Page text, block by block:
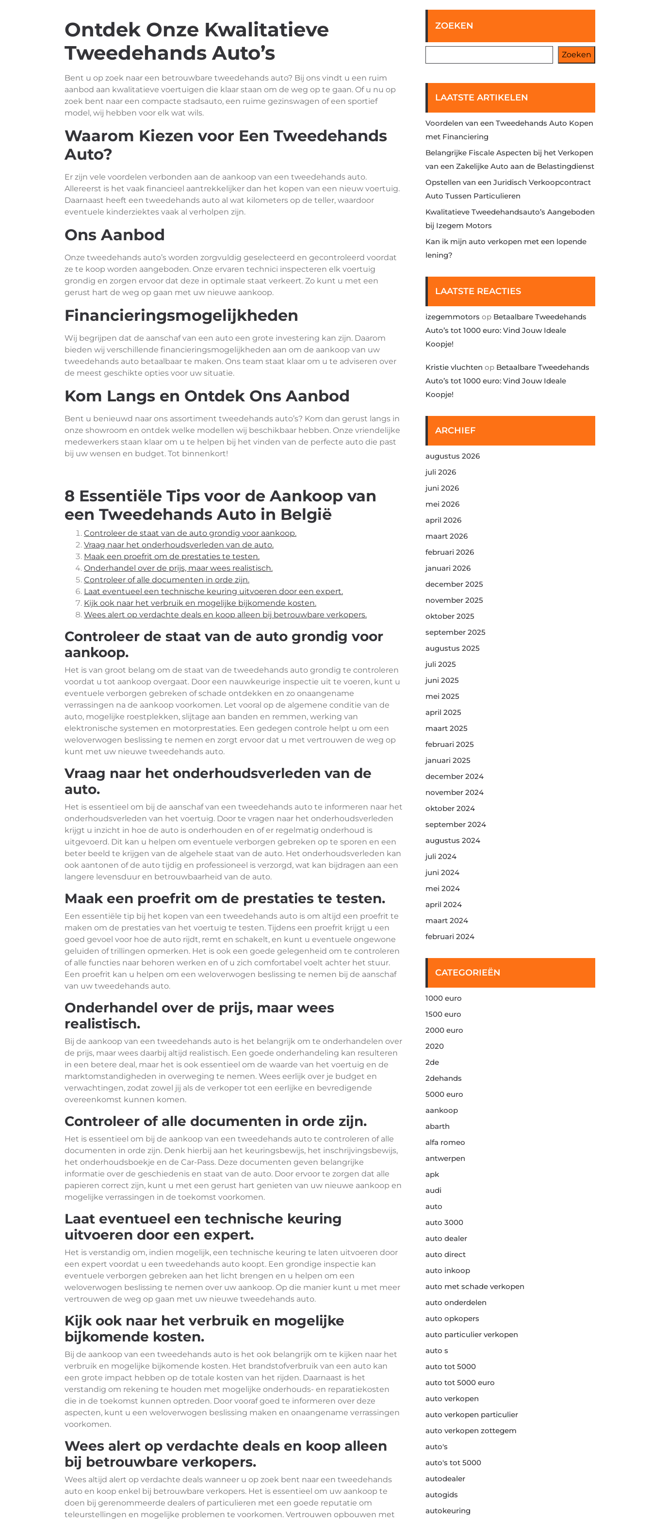
Ontdek Onze Kwalitatieve
Tweedehands Auto’s
Bent u op zoek naar een betrouwbare tweedehands auto? Bij ons vindt u een ruim
aanbod aan kwalitatieve voertuigen die klaar staan om de weg op te gaan. Of u nu op
zoek bent naar een compacte stadsauto, een ruime gezinswagen of een sportief
model, wij hebben voor elk wat wils.
Waarom Kiezen voor Een Tweedehands
Auto?
Er zijn vele voordelen verbonden aan de aankoop van een tweedehands auto.
Allereerst is het vaak financieel aantrekkelijker dan het kopen van een nieuw voertuig.
Daarnaast heeft een tweedehands auto al wat kilometers op de teller, waardoor
eventuele kinderziektes vaak al verholpen zijn.
Ons Aanbod
Onze tweedehands auto’s worden zorgvuldig geselecteerd en gecontroleerd voordat
ze te koop worden aangeboden. Onze ervaren technici inspecteren elk voertuig
grondig en zorgen ervoor dat deze in optimale staat verkeert. Zo kunt u met een
gerust hart de weg op gaan met uw nieuwe aankoop.
Financieringsmogelijkheden
Wij begrijpen dat de aanschaf van een auto een grote investering kan zijn. Daarom
bieden wij verschillende financieringsmogelijkheden aan om de aankoop van uw
tweedehands auto betaalbaar te maken. Ons team staat klaar om u te adviseren over
de meest geschikte opties voor uw situatie.
Kom Langs en Ontdek Ons Aanbod
Bent u benieuwd naar ons assortiment tweedehands auto’s? Kom dan gerust langs in
onze showroom en ontdek welke modellen wij beschikbaar hebben. Onze vriendelijke
medewerkers staan klaar om u te helpen bij het vinden van de perfecte auto die past
bij uw wensen en budget. Tot binnenkort!
8 Essentiële Tips voor de Aankoop van
een Tweedehands Auto in België
Controleer de staat van de auto grondig voor aankoop.
Vraag naar het onderhoudsverleden van de auto.
Maak een proefrit om de prestaties te testen.
Onderhandel over de prijs, maar wees realistisch.
Controleer of alle documenten in orde zijn.
Laat eventueel een technische keuring uitvoeren door een expert.
Kijk ook naar het verbruik en mogelijke bijkomende kosten.
Wees alert op verdachte deals en koop alleen bij betrouwbare verkopers.
Controleer de staat van de auto grondig voor
aankoop.
Het is van groot belang om de staat van de tweedehands auto grondig te controleren
voordat u tot aankoop overgaat. Door een nauwkeurige inspectie uit te voeren, kunt u
eventuele verborgen gebreken of schade ontdekken en zo onaangename
verrassingen na de aankoop voorkomen. Let vooral op de algemene conditie van de
auto, mogelijke roestplekken, slijtage aan banden en remmen, werking van
elektronische systemen en motorprestaties. Een gedegen controle helpt u om een
weloverwogen beslissing te nemen en zorgt ervoor dat u met vertrouwen de weg op
kunt met uw nieuwe tweedehands auto.
Vraag naar het onderhoudsverleden van de
auto.
Het is essentieel om bij de aanschaf van een tweedehands auto te informeren naar het
onderhoudsverleden van het voertuig. Door te vragen naar het onderhoudsverleden
krijgt u inzicht in hoe de auto is onderhouden en of er regelmatig onderhoud is
uitgevoerd. Dit kan u helpen om eventuele verborgen gebreken op te sporen en een
beter beeld te krijgen van de algehele staat van de auto. Het onderhoudsverleden kan
ook aantonen of de auto tijdig en professioneel is verzorgd, wat kan bijdragen aan een
langere levensduur en betrouwbaarheid van de auto.
Maak een proefrit om de prestaties te testen.
Een essentiële tip bij het kopen van een tweedehands auto is om altijd een proefrit te
maken om de prestaties van het voertuig te testen. Tijdens een proefrit krijgt u een
goed gevoel voor hoe de auto rijdt, remt en schakelt, en kunt u eventuele ongewone
geluiden of trillingen opmerken. Het is ook een goede gelegenheid om te controleren
of alle functies naar behoren werken en of u zich comfortabel voelt achter het stuur.
Een proefrit kan u helpen om een weloverwogen beslissing te nemen bij de aanschaf
van uw tweedehands auto.
Onderhandel over de prijs, maar wees
realistisch.
Bij de aankoop van een tweedehands auto is het belangrijk om te onderhandelen over
de prijs, maar wees daarbij altijd realistisch. Een goede onderhandeling kan resulteren
in een betere deal, maar het is ook essentieel om de waarde van het voertuig en de
marktomstandigheden in overweging te nemen. Wees eerlijk over je budget en
verwachtingen, zodat zowel jij als de verkoper tot een eerlijke en bevredigende
overeenkomst kunnen komen.
Controleer of alle documenten in orde zijn.
Het is essentieel om bij de aankoop van een tweedehands auto te controleren of alle
documenten in orde zijn. Denk hierbij aan het keuringsbewijs, het inschrijvingsbewijs,
het onderhoudsboekje en de Car-Pass. Deze documenten geven belangrijke
informatie over de geschiedenis en staat van de auto. Door ervoor te zorgen dat alle
papieren correct zijn, kunt u met een gerust hart genieten van uw nieuwe aankoop en
mogelijke verrassingen in de toekomst voorkomen.
Laat eventueel een technische keuring
uitvoeren door een expert.
Het is verstandig om, indien mogelijk, een technische keuring te laten uitvoeren door
een expert voordat u een tweedehands auto koopt. Een grondige inspectie kan
eventuele verborgen gebreken aan het licht brengen en u helpen om een
weloverwogen beslissing te nemen over uw aankoop. Op die manier kunt u met meer
vertrouwen de weg op gaan met uw nieuwe tweedehands auto.
Kijk ook naar het verbruik en mogelijke
bijkomende kosten.
Bij de aankoop van een tweedehands auto is het ook belangrijk om te kijken naar het
verbruik en mogelijke bijkomende kosten. Het brandstofverbruik van een auto kan
een grote impact hebben op de totale kosten van het rijden. Daarnaast is het
verstandig om rekening te houden met mogelijke onderhouds- en reparatiekosten
die in de toekomst kunnen optreden. Door vooraf goed te informeren over deze
aspecten, kunt u een weloverwogen beslissing maken en onaangename verrassingen
voorkomen.
Wees alert op verdachte deals en koop alleen
bij betrouwbare verkopers.
Wees altijd alert op verdachte deals wanneer u op zoek bent naar een tweedehands
auto en koop enkel bij betrouwbare verkopers. Het is essentieel om uw aankoop te
doen bij gerenommeerde dealers of particulieren met een goede reputatie om
teleurstellingen en mogelijke problemen te voorkomen. Vertrouwen opbouwen met
ZOEKEN
Zoeken
LAATSTE ARTIKELEN
Voordelen van een Tweedehands Auto Kopen
met Financiering
Belangrijke Fiscale Aspecten bij het Verkopen
van een Zakelijke Auto aan de Belastingdienst
Opstellen van een Juridisch Verkoopcontract
Auto Tussen Particulieren
Kwalitatieve Tweedehandsauto’s Aangeboden
bij Izegem Motors
Kan ik mijn auto verkopen met een lopende
lening?
LAATSTE REACTIES
izegemmotors op Betaalbare Tweedehands
Auto’s tot 1000 euro: Vind Jouw Ideale
Koopje!
Kristie vluchten op Betaalbare Tweedehands
Auto’s tot 1000 euro: Vind Jouw Ideale
Koopje!
ARCHIEF
augustus 2026
juli 2026
juni 2026
mei 2026
april 2026
maart 2026
februari 2026
januari 2026
december 2025
november 2025
oktober 2025
september 2025
augustus 2025
juli 2025
juni 2025
mei 2025
april 2025
maart 2025
februari 2025
januari 2025
december 2024
november 2024
oktober 2024
september 2024
augustus 2024
juli 2024
juni 2024
mei 2024
april 2024
maart 2024
februari 2024
CATEGORIEËN
1000 euro
1500 euro
2000 euro
2020
2de
2dehands
5000 euro
aankoop
abarth
alfa romeo
antwerpen
apk
audi
auto
auto 3000
auto dealer
auto direct
auto inkoop
auto met schade verkopen
auto onderdelen
auto opkopers
auto particulier verkopen
auto s
auto tot 5000
auto tot 5000 euro
auto verkopen
auto verkopen particulier
auto verkopen zottegem
auto's
auto's tot 5000
autodealer
autogids
autokeuring